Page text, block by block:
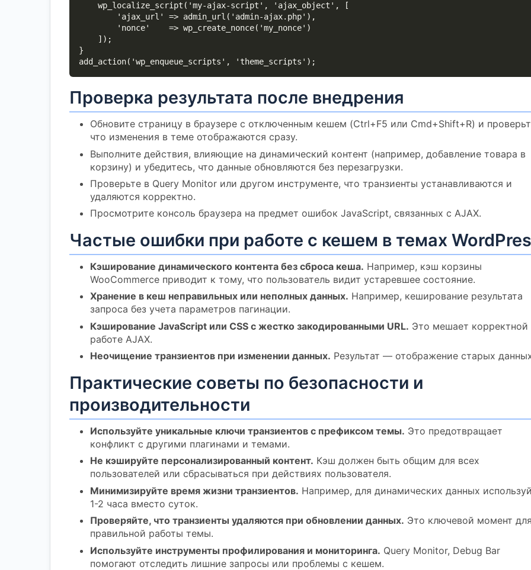
}
add_action('wp_enqueue_scripts', 'theme_scripts');
Проверка результата после внедрения
Обновите страницу в браузере с отключенным кешем (Ctrl+F5 или Cmd+Shift+R) и
что изменения в теме отображаются сразу.
Выполните действия, влияющие на динамический контент (например, добавление товара в
корзину) и убедитесь, что данные обновляются без перезагрузки.
Проверьте в Query Monitor или другом инструменте, что транзиенты устанавливаются и
удаляются корректно.
Просмотрите консоль браузера на предмет ошибок JavaScript, связанных с AJAX.
Частые ошибки при работе с кешем в темах
Кэширование динамического контента без сброса кеша. Например, кэш корзины
WooCommerce приводит к тому, что пользователь видит устаревшее состояние.
Хранение в кеш неправильных или неполных данных. Например, кеширование результата
запроса без учета параметров пагинации.
Кэширование JavaScript или CSS с жестко закодированными URL. Это мешает корректной
работе AJAX.
Неочищение транзиентов при изменении данных. Результат — отображение старых
Практические советы по безопасности и
производительности
Используйте уникальные ключи транзиентов с префиксом темы. Это предотвращает
конфликт с другими плагинами и темами.
Не кэшируйте персонализированный контент. Кэш должен быть общим для всех
пользователей или сбрасываться при действиях пользователя.
Минимизируйте время жизни транзиентов. Например, для динамических данных
1-2 часа вместо суток.
Проверяйте, что транзиенты удаляются при обновлении данных. Это ключевой момент
правильной работы темы.
Используйте инструменты профилирования и мониторинга. Query Monitor, Debug Bar
помогают отследить лишние запросы или проблемы с кешем.